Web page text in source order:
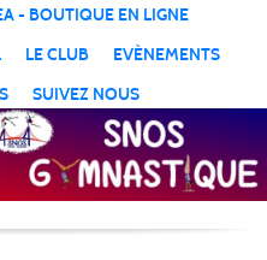
- BOUTIQUE EN LIGNE
LE CLUB
EVÈNEMENTS
SUIVEZ NOUS